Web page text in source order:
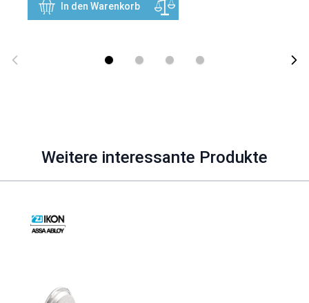
In den Warenkorb
Weitere interessante Produkte